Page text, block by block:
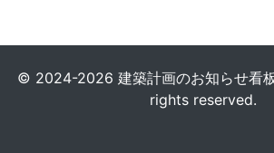
© 2024-2026 建築計画のお知らせ看
rights reserved.